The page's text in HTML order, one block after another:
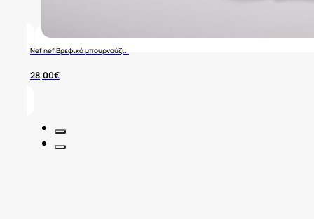
Nef nef Βρεφικό μπουρνούζι..
28,00€